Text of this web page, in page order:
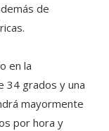
de
en la
34 grados y una
mayormente
por hora y